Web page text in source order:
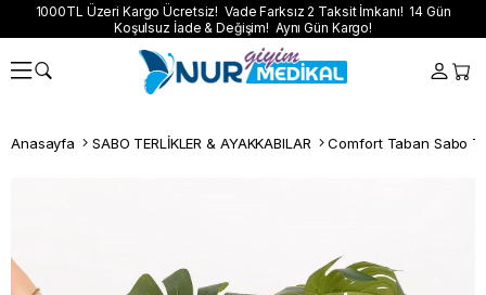
1000TL Üzeri Kargo Ücretsiz! Vade Farksız 2 Taksit İmkanı! 14 Gün
Koşulsuz İade & Değişim! Aynı Gün Kargo!
Anasayfa SABO TERLİKLER & AYAKKABILAR Comfort Taban Sabo